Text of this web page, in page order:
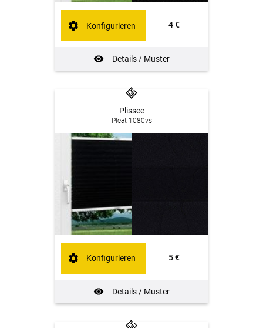
4 €
Details / Muster
Konfigurieren
Plissee
Pleat 1080vs
5 €
Details / Muster
Konfigurieren